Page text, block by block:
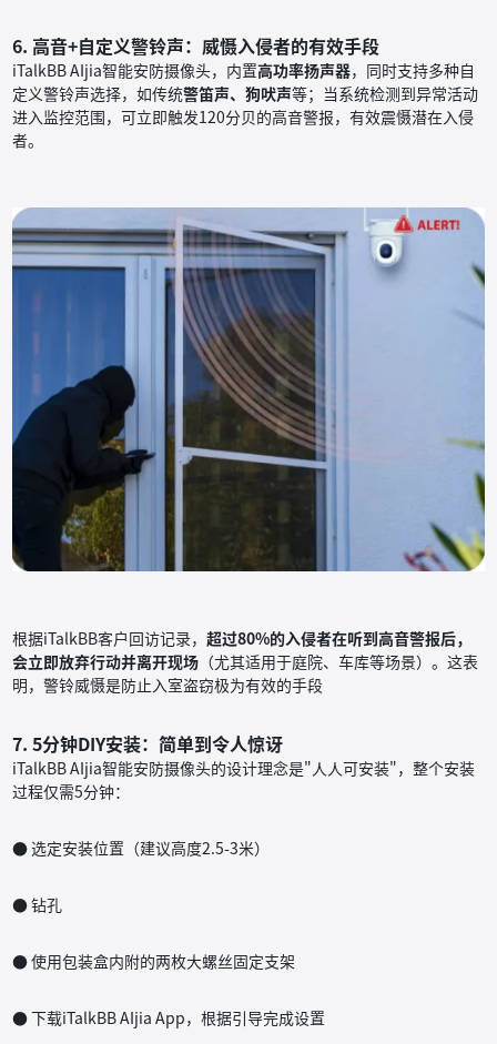
6. 高音+自定义警铃声：威慑入侵者的有效手段
iTalkBB AIjia智能安防摄像头，内置高功率扬声器，同时支持多种自
定义警铃声选择，如传统警笛声、狗吠声等；当系统检测到异常活动
进入监控范围，可立即触发120分贝的高音警报，有效震慑潜在入侵
者。
根据iTalkBB客户回访记录，超过80%的入侵者在听到高音警报后，
会立即放弃行动并离开现场 （尤其适用于庭院、车库等场景）。这表
明，警铃威慑是防止入室盗窃极为有效的手段
7. 5分钟DIY安装：简单到令人惊讶
iTalkBB AIjia智能安防摄像头的设计理念是"人人可安装"，整个安装
过程仅需5分钟：
● 选定安装位置（建议高度2.5-3米）
● 钻孔
● 使用包装盒内附的两枚大螺丝固定支架
● 下载iTalkBB AIjia App，根据引导完成设置